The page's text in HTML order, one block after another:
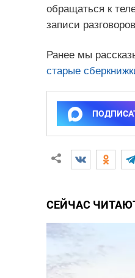
обращаться к
записи
Ранее мы
старые
СЕЙЧАС